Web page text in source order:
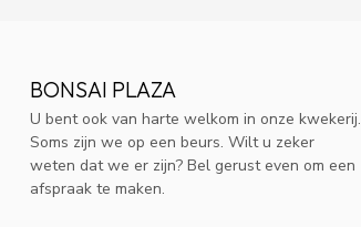
BONSAI PLAZA
U bent ook van harte welkom in onze kwekerij.
Soms zijn we op een beurs. Wilt u zeker
weten dat we er zijn? Bel gerust even om een
afspraak te maken.